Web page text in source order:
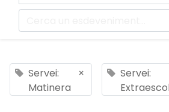
Servei:
Matinera
×
Servei: